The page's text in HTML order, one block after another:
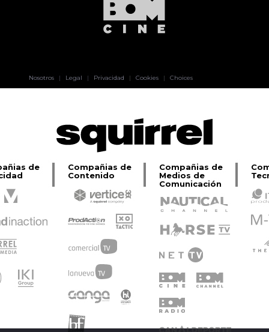
Nosotros | Legal | Privacidad | Cookies | Choices
de
Compañias de
Contenido
Compañias de
Medios de
Comunicación